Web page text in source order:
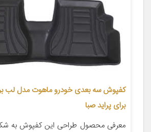
کفپوش سه بعدی خودرو ماهوت مدل لب
برای پراید صبا
معرفی محصول طراحی این کفپوش به